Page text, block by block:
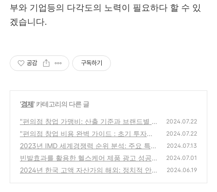
부와 기업등의 다각도의 노력이 필요하다 할 수 있
겠습니다.
공감 구독하기
'경제' 카테고리의 다른 글
"편의점 창업 가맹비: 산출 기준과 브랜드별 비
교"
(0)
2024.07.22
"편의점 창업 비용 완벽 가이드 : 초기 투자부
터 운영까지"
(0)
2024.07.22
2023년 IMD 세계경쟁력 순위 분석: 주요 특징
과 국가별 성과
(0)
2024.07.13
빈발효과를 활용한 헬스케어 제품 광고 성공
사례
(1)
2024.07.01
2024년 한국 고액 자산가의 해외: 정치적 안정
2024.06.19